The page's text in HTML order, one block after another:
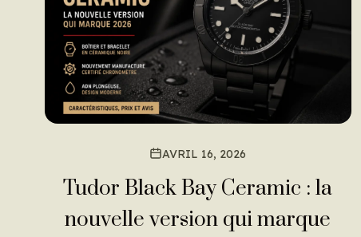
AVRIL 16, 2026
Tudor Black Bay Ceramic : la
nouvelle version qui marque